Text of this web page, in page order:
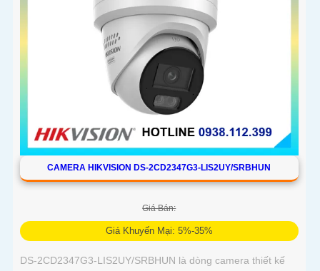
CAMERA HIKVISION DS-2CD2347G3-LIS2UY/SRBHUN
Giá Bán:
Giá Khuyến Mại: 5%-35%
DS-2CD2347G3-LIS2UY/SRBHUN là dòng camera thiết kế